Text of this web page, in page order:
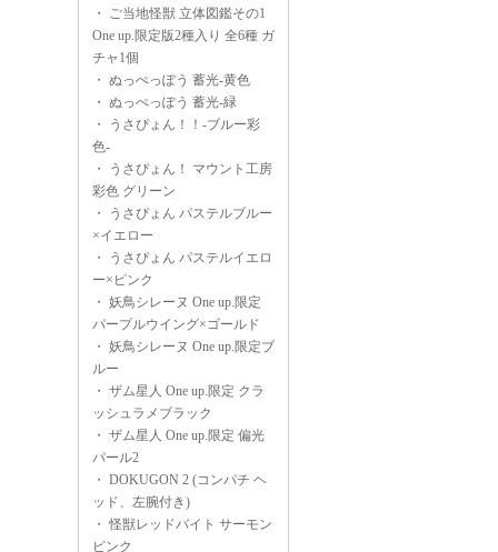
・ ご当地怪獣 立体図鑑その1
One up.限定版2種入り 全6種 ガ
チャ1個
・ ぬっぺっぽう 蓄光-黄色
・ ぬっぺっぽう 蓄光-緑
・
うさぴょん！！-ブルー彩
色-
・
うさぴょん！ マウント工房
彩色 グリーン
・
うさぴょん パステルブルー
×イエロー
・
うさぴょん パステルイエロ
ー×ピンク
・ 妖鳥シレーヌ One up.限定
パープルウイング×ゴールド
・ 妖鳥シレーヌ One up.限定ブ
ルー
・ ザム星人 One up.限定 クラ
ッシュラメブラック
・ ザム星人 One up.限定 偏光
パール2
・ DOKUGON 2 (コンパチ ヘ
ッド、左腕付き)
・怪獣レッドバイト サーモン
ピンク